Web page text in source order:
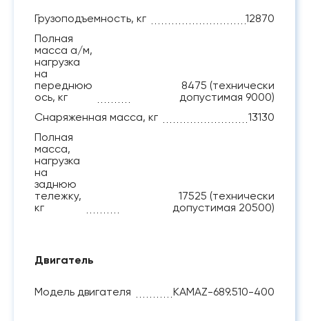
Грузоподъемность, кг
12870
Полная
масса а/м,
нагрузка
на
переднюю
ось, кг
8475 (технически
допустимая 9000)
Снаряженная масса, кг
13130
Полная
масса,
нагрузка
на
заднюю
тележку,
кг
17525 (технически
допустимая 20500)
Двигатель
Модель двигателя KAMAZ-689.510-400